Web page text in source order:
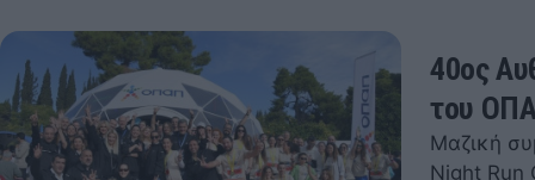
40ος
του
Μαζική
Night Run